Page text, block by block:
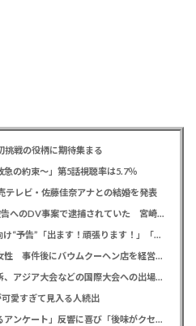
戦の役柄に期待集まる
の約束～」第5話視聴率は5.7％
テレビ・佐藤佳奈アナとの結婚を発表
元EXILE黒木啓司 妻・宮崎麗果被告へのDV事案で逮捕されていた 宮崎は全身打撲、頭部裂傷及び打撲、頸部損傷の怪我
西川貴教 今夜放送「Mステ」に向け“予告”「出ます！頑張ります！」「恐らくアレも着ます！」
斉藤慎二被告から性的暴行被害の女性 事件後にバウムクーヘン店を経営やTikTokでライブ配信する姿に「言葉にできない悔しさと怒り」
競泳・本多灯 危険運転致傷で起訴、アジア大会などの国際大会への出場を辞退
愛すぎて見入る人続出
板垣李光人 主演映画「口に関するアンケート」反響に喜び「後味がクセになる、と」